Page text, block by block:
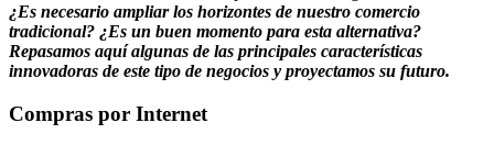
¿Es necesario ampliar los horizontes de nuestro comercio
tradicional? ¿Es un buen momento para esta alternativa?
Repasamos aquí algunas de las principales características
innovadoras de este tipo de negocios y proyectamos su futuro.
Compras por Internet